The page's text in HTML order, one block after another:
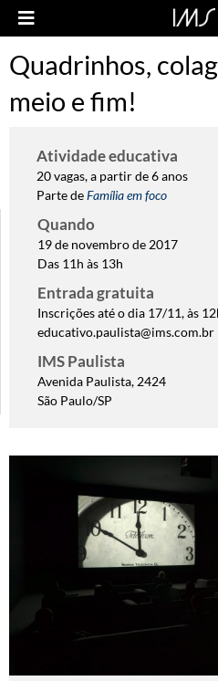
Quadrinhos,
meio e fim!
Atividade educativa
20 vagas, a partir de 6 anos
Parte deFamília em foco
Quando
19 de novembro de 2017
Das 11h às 13h
Entrada gratuita
Inscrições até o dia 17/11, às
educativo.paulista@ims.com.br
IMS Paulista
Avenida Paulista, 2424
São Paulo/SP